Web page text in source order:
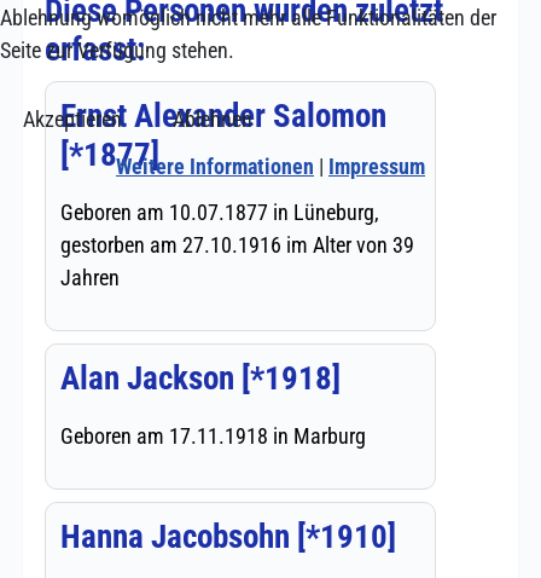
Ablehnung womöglich nicht mehr alle Funktionalitäten der
Seite zur Verfügung stehen.
Akzeptieren
Ablehnen
Weitere Informationen | Impressum